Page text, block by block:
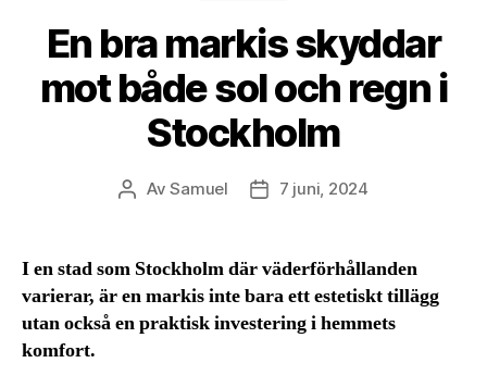
En bra markis skyddar
mot både sol och regn i
Stockholm
Inläggsförfattare
AvSamuel Inläggsdatum
7 juni, 2024
I en stad som Stockholm där väderförhållanden
varierar, är en markis inte bara ett estetiskt tillägg
utan också en praktisk investering i hemmets
komfort.